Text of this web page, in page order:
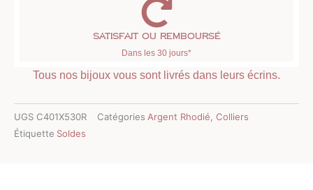
Satisfait ou remboursé
Dans les 30 jours*
Tous nos bijoux vous sont livrés dans leurs écrins.
UGS C401X530R Catégories Argent Rhodié, Colliers
Étiquette Soldes